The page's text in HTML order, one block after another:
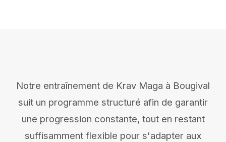
Notre entraînement de Krav Maga à Bougival
suit un programme structuré afin de garantir
une progression constante, tout en restant
suffisamment flexible pour s'adapter aux